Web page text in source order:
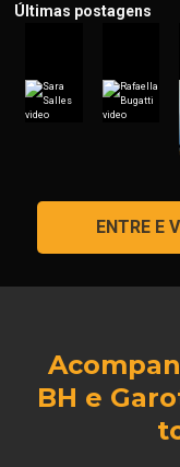
Últimas postagens
ENTRE E
BH e